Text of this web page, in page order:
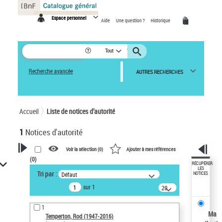
Espace personnel Aide Une question ? Historique
Tout
Recherche avancée AUTRES RECHERCHES
Accueil Liste de notices d’autorité
1 Notices d'autorité
VOTRE RECHERCHE
Recherche avancée dans les
notices d’autorité
Œuvres liées à l'auteur :
Temperton, Rod (1947-2016)
Voir la sélection (0) Ajouter à mes références
(0)
Tri par : Défaut
sur 1
20
résultats/page
1
Temperton, Rod (1947-2016)
RÉCUPÉRER
LES
NOTICES
Ma
Panneau de gestion des cookies